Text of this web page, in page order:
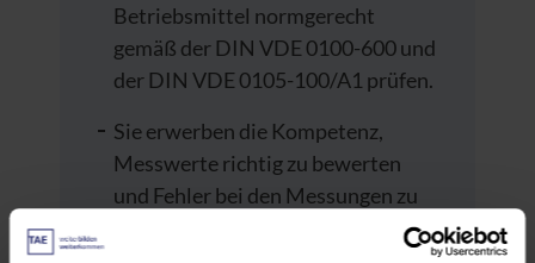
Betriebsmittel normgerecht
gemäß der DIN VDE 0100-600 und
der DIN VDE 0105-100/A1 prüfen.
Sie erwerben die Kompetenz,
Messwerte richtig zu bewerten
und Fehler bei den Messungen zu